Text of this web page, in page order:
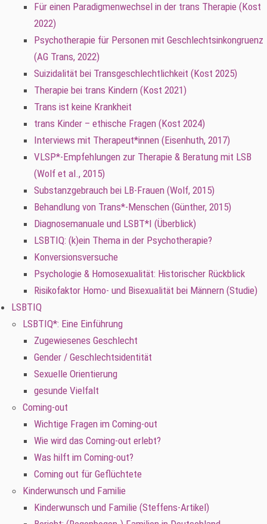
Für einen Paradigmenwechsel in der trans Therapie (Kost
2022)
Psychotherapie für Personen mit Geschlechtsinkongruenz
(AG Trans, 2022)
Suizidalität bei Transgeschlechtlichkeit (Kost 2025)
Therapie bei trans Kindern (Kost 2021)
Trans ist keine Krankheit
trans Kinder – ethische Fragen (Kost 2024)
Interviews mit Therapeut*innen (Eisenhuth, 2017)
VLSP*-Empfehlungen zur Therapie & Beratung mit LSB
(Wolf et al., 2015)
Substanzgebrauch bei LB-Frauen (Wolf, 2015)
Behandlung von Trans*-Menschen (Günther, 2015)
Diagnosemanuale und LSBT*I (Überblick)
LSBTIQ: (k)ein Thema in der Psychotherapie?
Konversionsversuche
Psychologie & Homosexualität: Historischer Rückblick
Risikofaktor Homo- und Bisexualität bei Männern (Studie)
LSBTIQ
LSBTIQ*: Eine Einführung
Zugewiesenes Geschlecht
Gender / Geschlechtsidentität
Sexuelle Orientierung
gesunde Vielfalt
Coming-out
Wichtige Fragen im Coming-out
Wie wird das Coming-out erlebt?
Was hilft im Coming-out?
Coming out für Geflüchtete
Kinderwunsch und Familie
Kinderwunsch und Familie (Steffens-Artikel)